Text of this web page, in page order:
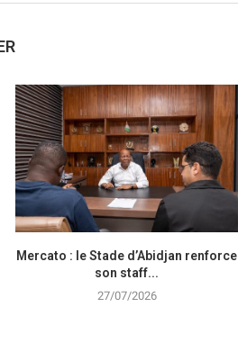
Mercato : le Stade d’Abidjan renforce
son staff...
27/07/2026